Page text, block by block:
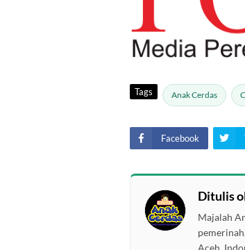
Tags Anak Cerdas
Facebook
Ditulis
Majalah